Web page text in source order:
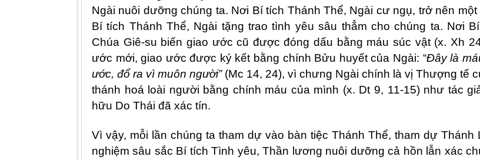
Ngài nuôi dưỡng chúng ta. Nơi Bí tích Thánh Thể, Ngài cư ngụ, trở nên
Bí tích Thánh Thể, Ngài tặng trao tình yêu sâu thẳm cho chúng ta. Nơi
Chúa Giê-su biến giao ước cũ được đóng dấu bằng máu súc vật (x. Xh
ước mới, giao ước được ký kết bằng chính Bửu huyết của Ngài: “Đây là
ước, đổ ra vì muôn người”(Mc 14, 24), vì chưng Ngài chính là vị Thượng tế
thánh hoá loài người bằng chính máu của mình (x. Dt 9, 11-15) như tác
hữu Do Thái đã xác tín.
Vì vậy, mỗi lần chúng ta tham dự vào bàn tiệc Thánh Thể, tham dự Thánh
nghiệm sâu sắc Bí tích Tình yêu, Thần lương nuôi dưỡng cả hồn lẫn xác